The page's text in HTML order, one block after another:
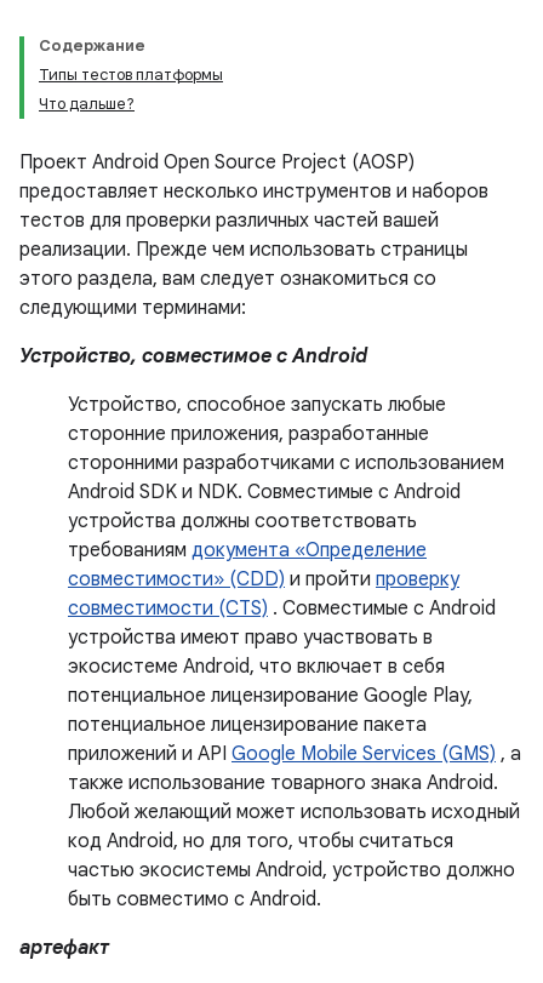
Содержание
Типы тестов платформы
Что дальше?
Проект Android Open Source Project (AOSP)
предоставляет несколько инструментов и наборов
тестов для проверки различных частей вашей
реализации. Прежде чем использовать страницы
этого раздела, вам следует ознакомиться со
следующими терминами:
Устройство, совместимое с Android
Устройство, способное запускать любые
сторонние приложения, разработанные
сторонними разработчиками с использованием
Android SDK и NDK. Совместимые с Android
устройства должны соответствовать
требованиям документа «Определение
совместимости» (CDD) и пройти проверку
совместимости (CTS) . Совместимые с Android
устройства имеют право участвовать в
экосистеме Android, что включает в себя
потенциальное лицензирование Google Play,
потенциальное лицензирование пакета
приложений и API Google Mobile Services (GMS) , а
также использование товарного знака Android.
Любой желающий может использовать исходный
код Android, но для того, чтобы считаться
частью экосистемы Android, устройство должно
быть совместимо с Android.
артефакт